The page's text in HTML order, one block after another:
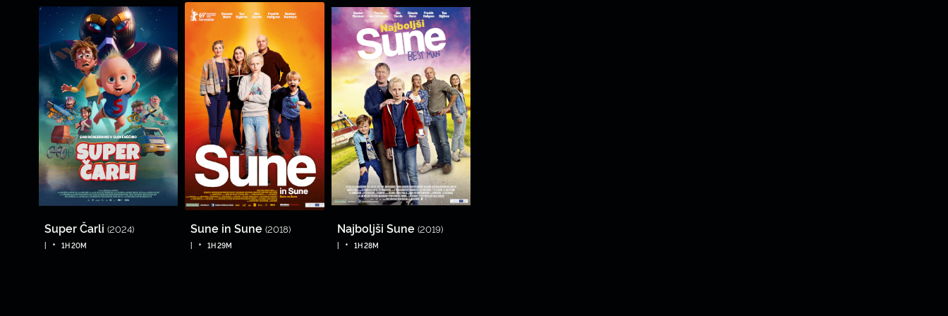
Super Čarli (2024)
• 1H 20M
Sune in Sune(2018)
• 1H 29M
Najboljši Sune (2019)
• 1H 28M